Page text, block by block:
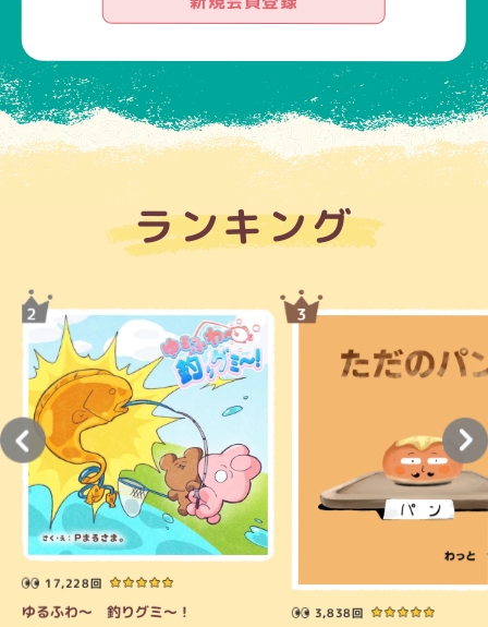
ランキング
17,228回
ゆるふわ～ 釣りグミ～！ 3,838回